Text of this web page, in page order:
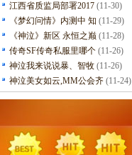
江西省质监局部署2017 (11-30)
《梦幻问情》内测中 知 (11-29)
《神泣》新区 永恒之巅 (11-28)
传奇SF传奇私服里哪个 (11-26)
神泣我来说说暴、智牧 (11-26)
神泣美女如云,MM公会齐 (11-24)